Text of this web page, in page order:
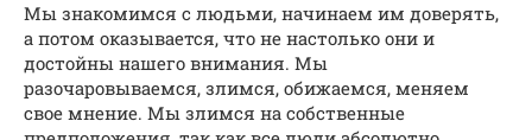
Мы знакомимся с людьми, начинаем им доверять,
а потом оказывается, что не настолько они и
достойны нашего внимания. Мы
разочаровываемся, злимся, обижаемся, меняем
свое мнение. Мы злимся на собственные